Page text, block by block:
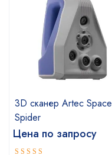
3D сканер Artec Space
Spider
Цена по запросу